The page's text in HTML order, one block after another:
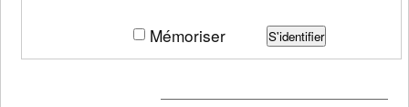
Mémoriser S'identifier